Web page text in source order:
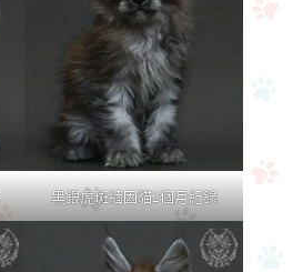
黑銀虎斑緬因貓2個月紀錄